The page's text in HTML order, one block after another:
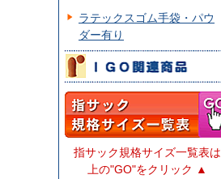
ラテックスゴム手袋・パウ
ダー有り
指サック規格サイズ一覧表は
上の"GO"をクリック ▲